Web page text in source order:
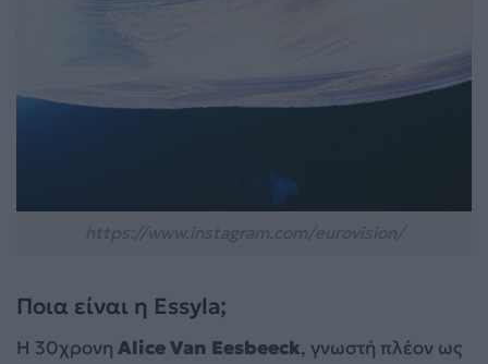
Ποια είναι η Essyla;
Η 30χρονη Alice Van Eesbeeck, γνωστή πλέον ως